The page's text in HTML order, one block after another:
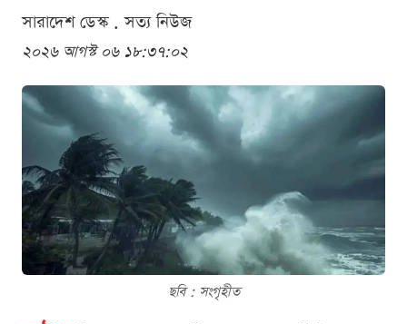
সারাদেশ ডেস্ক . সত্য নিউজ
২০২৬ আগস্ট ০৬ ১৮:৩৭:০২
ছবি : সংগৃহীত